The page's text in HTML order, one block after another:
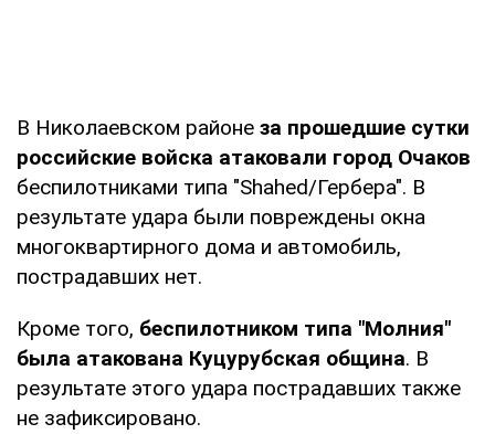
В Николаевском районе за прошедшие сутки
российские войска атаковали город Очаков
беспилотниками типа "Shahed/Гербера". В
результате удара были повреждены окна
многоквартирного дома и автомобиль,
пострадавших нет.
Кроме того, беспилотником типа "Молния"
была атакована Куцурубская община. В
результате этого удара пострадавших также
не зафиксировано.